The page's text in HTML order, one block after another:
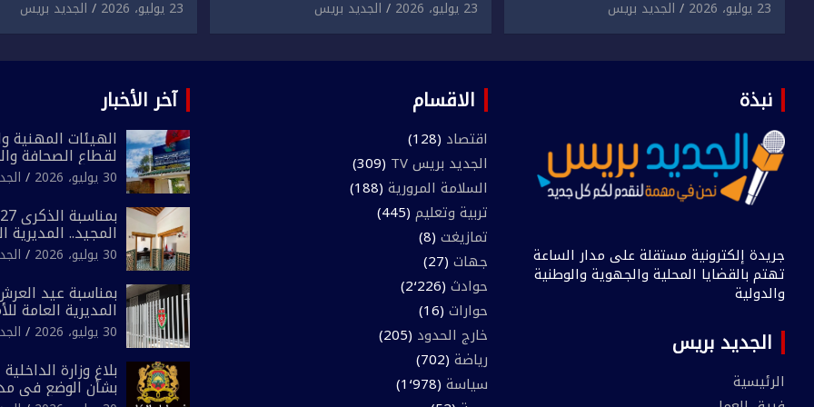
مادي.
23 يوليو، 2026 الجديد بريس
في حق سائح أجنبي.
23 يوليو، 2026 الجديد بريس
ومحاولة إضرام النار عمدا.
23 يوليو، 2026 الجديد بريس
نبذة
جريدة إلكترونية مستقلة على مدار الساعة
تهتم بالقضايا المحلية والجهوية والوطنية
والدولية
الجديد بريس
الرئيسية
الاقسام
اقتصاد (128)
الجديد بريس TV
(309)
السلامة المرورية (188)
تربية وتعليم (445)
تمازيغت (8)
جهات (27)
حوادث (2٬226)
حوارات (16)
خارج الحدود (205)
رياضة (702)
سياسة (1٬978)
آخر الأخبار
الهيئات المهنية
لقطاع الصحافة
المغرب تعلن
لـ”أي أجندة
مقاس سياسي
30 يوليو، 2026
المجيد.. المديرية
الوطني تفتتح
لفرقة الشرطة
30 يوليو، 2026
بمناسبة عيد
المديرية العامة
تعزز البنية الأمنية
بإحداث فرقتين
30 يوليو، 2026
بلاغ وزارة
بشأن الوضع في